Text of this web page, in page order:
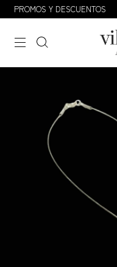
PROMOS Y DESCUENTOS